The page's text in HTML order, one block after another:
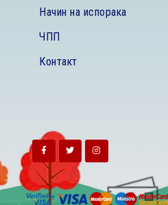
Начин на испорака
ЧПП
Контакт